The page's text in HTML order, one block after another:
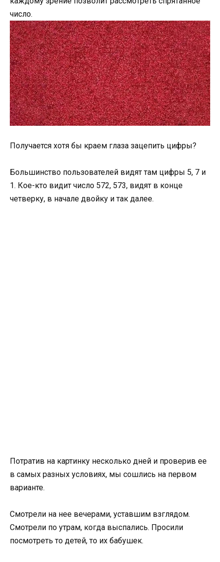
число.
Получается хотя бы краем глаза зацепить цифры?
Большинство пользователей видят там цифры 5, 7 и
1. Кое-кто видит число 572, 573, видят в конце
четверку, в начале двойку и так далее.
Потратив на картинку несколько дней и проверив ее
в самых разных условиях, мы сошлись на первом
варианте.
Смотрели на нее вечерами, уставшим взглядом.
Смотрели по утрам, когда выспались. Просили
посмотреть то детей, то их бабушек.